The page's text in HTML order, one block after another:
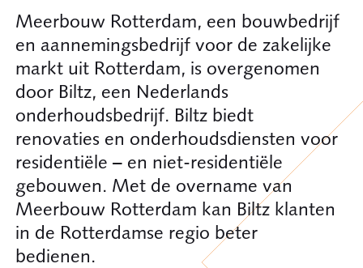
Meerbouw Rotterdam, een bouwbedrijf
en aannemingsbedrijf voor de zakelijke
markt uit Rotterdam, is overgenomen
door Biltz, een Nederlands
onderhoudsbedrijf. Biltz biedt
renovaties en onderhoudsdiensten voor
residentiële – en niet-residentiële
gebouwen. Met de overname van
Meerbouw Rotterdam kan Biltz klanten
in de Rotterdamse regio beter
bedienen.